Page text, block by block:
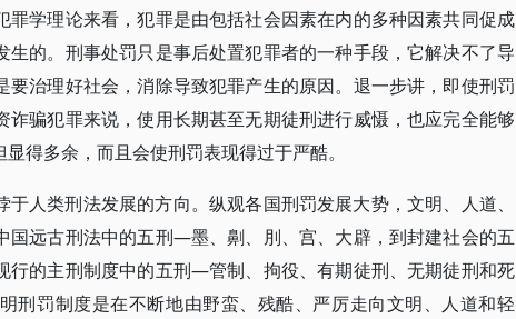
罪学理论来看，犯罪是由包括社会因素在内的多种因素共同促成
生的。刑事处罚只是事后处置犯罪者的一种手段，它解决不了导
治理好社会，消除导致犯罪产生的原因。退一步讲，即使刑罚
骗犯罪来说，使用长期甚至无期徒刑进行威慑，也应完全能够
得多余，而且会使刑罚表现得过于严酷。
人类刑法发展的方向。纵观各国刑罚发展大势，文明、人道、
国远古刑法中的五刑—墨、劓、刖、宫、大辟，到封建社会的五
的主刑制度中的五刑—管制、拘役、有期徒刑、无期徒刑和死
刑罚制度是在不断地由野蛮、残酷、严厉走向文明、人道和轻